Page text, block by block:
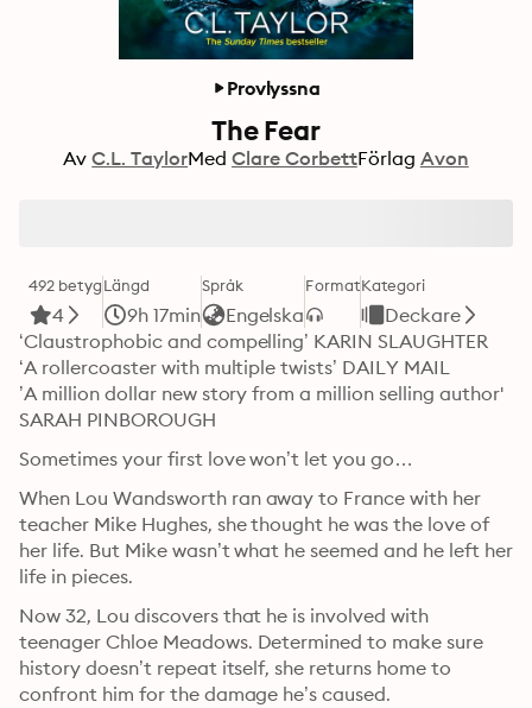
Provlyssna
The Fear
Av C.L. TaylorMed Clare CorbettFörlag Avon
492 betyg
4
Längd
9h 17min
Språk
Engelska
FormatKategori
Deckare
‘Claustrophobic and compelling’ KARIN SLAUGHTER
‘A rollercoaster with multiple twists’ DAILY MAIL
’A million dollar new story from a million selling author'
SARAH PINBOROUGH
Sometimes your first love won’t let you go…
When Lou Wandsworth ran away to France with her
teacher Mike Hughes, she thought he was the love of
her life. But Mike wasn’t what he seemed and he left her
life in pieces.
Now 32, Lou discovers that he is involved with
teenager Chloe Meadows. Determined to make sure
history doesn’t repeat itself, she returns home to
confront him for the damage he’s caused.